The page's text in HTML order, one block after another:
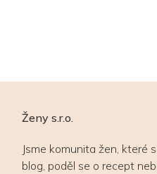
Ženy s.r.o.
Jsme komunita žen, které
blog, poděl se o recept